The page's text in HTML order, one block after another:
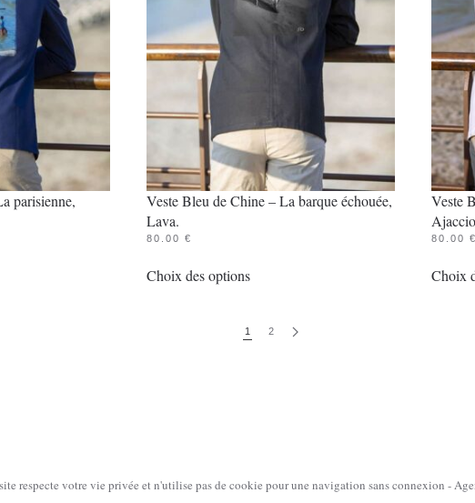
la
page
du
parisienne,
Veste Bleu de Chine – La barque échouée,
Lava.
80.00€
Choix des optionsproduit
plusieurs
sur
Veste
80.00€
Choix
1 2
respecte votre vie privée et n'utilise pas de cookie pour une navigation sans connexion -